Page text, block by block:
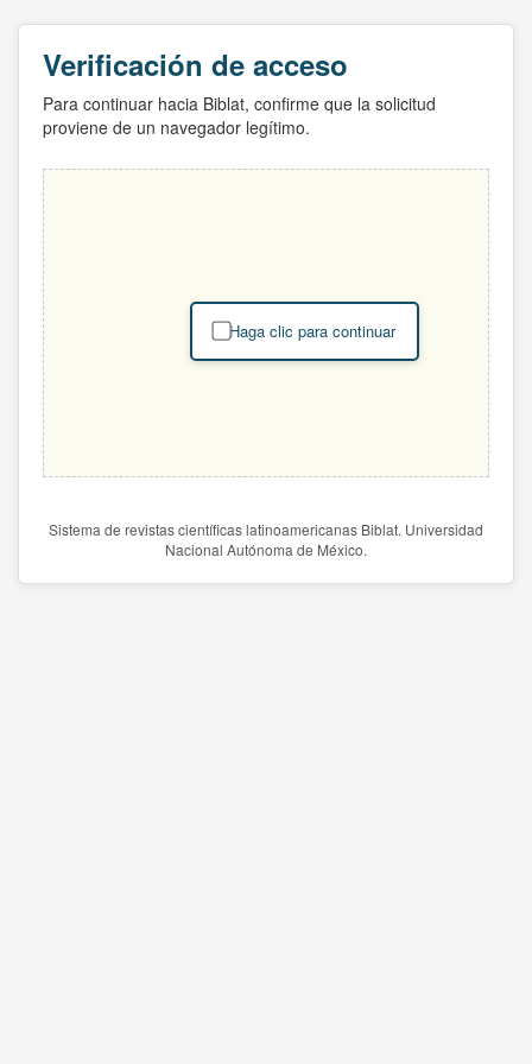
Verificación de acceso
Para continuar hacia Biblat, confirme que la solicitud
proviene de un navegador legítimo.
Haga clic para continuar
Sistema de revistas científicas latinoamericanas Biblat. Universidad
Nacional Autónoma de México.